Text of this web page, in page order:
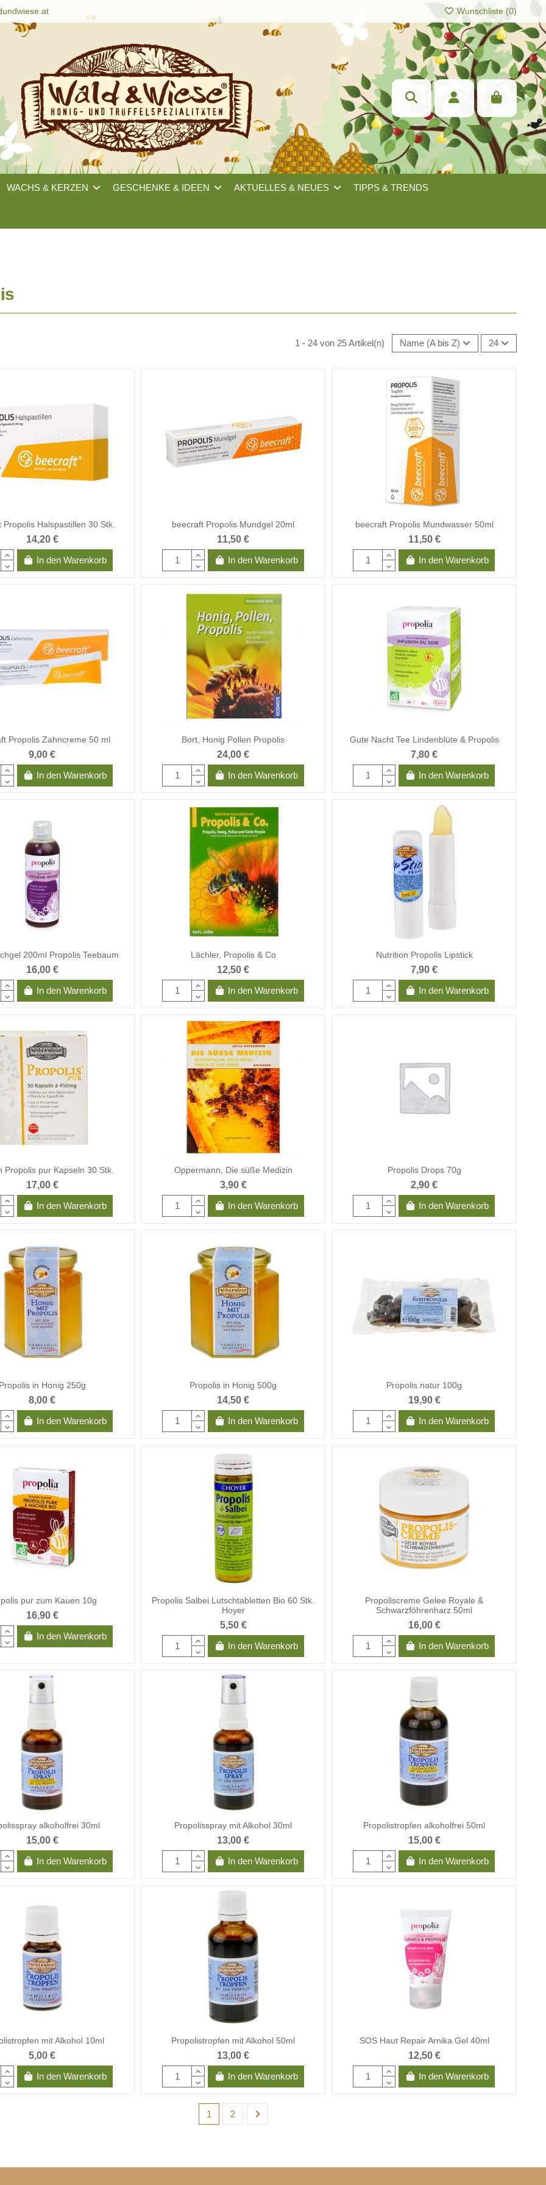
Wunschliste (0)
WACHS & KERZEN GESCHENKE & IDEEN AKTUELLES & NEUES TIPPS & TRENDS
1 - 24 von 25 Artikel(n) Name (A bis Z) 24
Propolis Halspastillen 30 Stk.
14,20 €
In den Warenkorb
beecraft Propolis Mundgel 20ml
11,50 €
In den Warenkorb
beecraft Propolis Mundwasser 50ml
11,50 €
In den Warenkorb
Propolis Zahncreme 50 ml
9,00 €
In den Warenkorb
Bort, Honig Pollen Propolis
24,00 €
In den Warenkorb
Gute Nacht Tee Lindenblüte & Propolis
7,80 €
In den Warenkorb
200ml Propolis Teebaum
16,00 €
In den Warenkorb
Lächler, Propolis & Co
12,50 €
In den Warenkorb
Nutrition Propolis Lipstick
7,90 €
In den Warenkorb
Propolis pur Kapseln 30 Stk.
17,00 €
In den Warenkorb
Oppermann, Die süße Medizin
3,90 €
In den Warenkorb
Propolis Drops 70g
2,90 €
In den Warenkorb
in Honig 250g
8,00 €
In den Warenkorb
Propolis in Honig 500g
14,50 €
In den Warenkorb
Propolis natur 100g
19,90 €
In den Warenkorb
pur zum Kauen 10g
16,90 €
In den Warenkorb
Propolis Salbei Lutschtabletten Bio 60 Stk.
Hoyer
5,50 €
In den Warenkorb
Propoliscreme Gelee Royale &
Schwarzföhrenharz 50ml
16,00 €
In den Warenkorb
alkoholfrei 30ml
15,00 €
In den Warenkorb
Propolisspray mit Alkohol 30ml
13,00 €
In den Warenkorb
Propolistropfen alkoholfrei 50ml
15,00 €
In den Warenkorb
mit Alkohol 10ml
5,00 €
In den Warenkorb
Propolistropfen mit Alkohol 50ml
13,00 €
In den Warenkorb
SOS Haut Repair Arnika Gel 40ml
12,50 €
In den Warenkorb
1 2